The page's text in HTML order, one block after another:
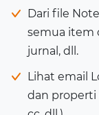
Dari file
semua item
jurnal, dll.
Lihat email
dan properti